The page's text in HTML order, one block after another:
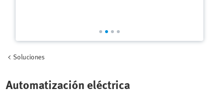
Soluciones
Automatización eléctrica